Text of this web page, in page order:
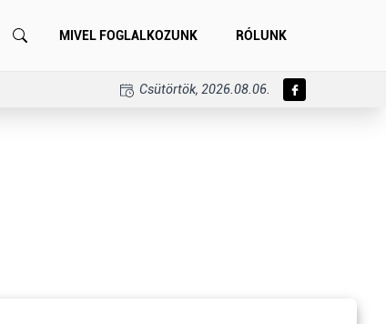
MIVEL FOGLALKOZUNK RÓLUNK
Csütörtök, 2026.08.06.